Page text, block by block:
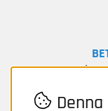
För frågor